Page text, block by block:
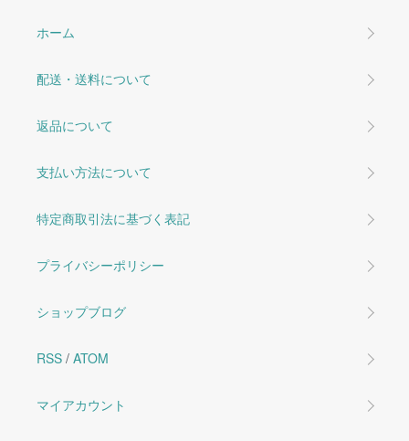
ホーム
配送・送料について
返品について
支払い方法について
特定商取引法に基づく表記
プライバシーポリシー
ショップブログ
RSS / ATOM
マイアカウント